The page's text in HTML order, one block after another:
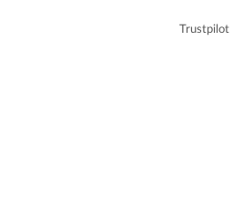
Trustpilot